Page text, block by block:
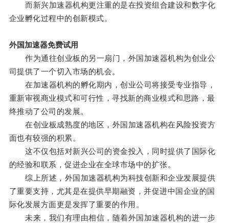
而新兴加速器机构更注重的是在投资组合建设和数字化
企业孵化过程中的创新模式。
外国加速器免费试用
作为通往创业板的另一扇门，外国加速器机构为创业公
司提供了一个切入市场的机会。
在加速器机构的孵化期内，创业公司将接受专业指导，
重新审视商业模式和可行性，寻找新的商业模式和思路，最
终推动了公司的发展。
在创业板成熟度的地区，外国加速器机构在风险投资方
面也有较强的积累。
这不仅包括对新兴公司的资金投入，同时提供了国际化
的经验和联系，促进企业在全球市场中的扩张。
综上所述，外国加速器机构为科技创新和企业发展提供
了重要支持，尤其是在提供早期融资，并促进中国企业的国
际化发展方面更是发挥了重要的作用。
未来，我们有理由相信，随着外国加速器机构的进一步